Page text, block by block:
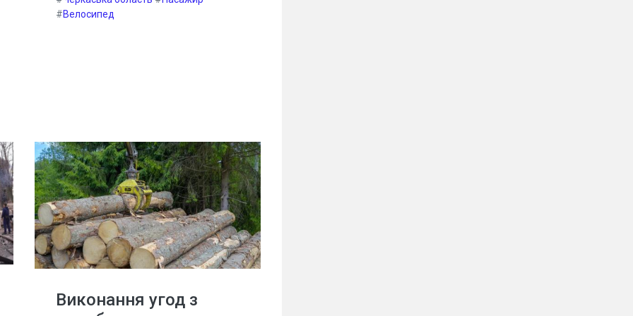
#Велосипед
Виконання угод з